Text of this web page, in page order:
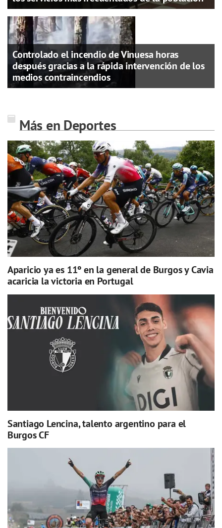
Controlado el incendio de Vinuesa horas
después gracias a la rápida intervención de los
medios contraincendios
Más en Deportes
Aparicio ya es 11º en la general de Burgos y Cavia
acaricia la victoria en Portugal
Santiago Lencina, talento argentino para el
Burgos CF